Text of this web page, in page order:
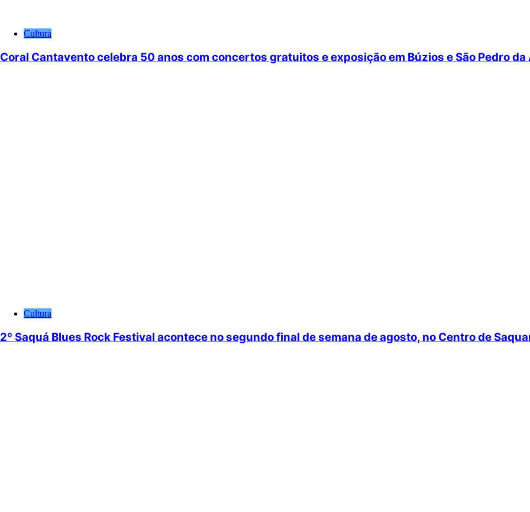
Cultura
Coral Cantavento celebra 50 anos com concertos gratuitos e exposição em Búzios e São Pedro da
Cultura
2º Saquá Blues Rock Festival acontece no segundo final de semana de agosto, no Centro de